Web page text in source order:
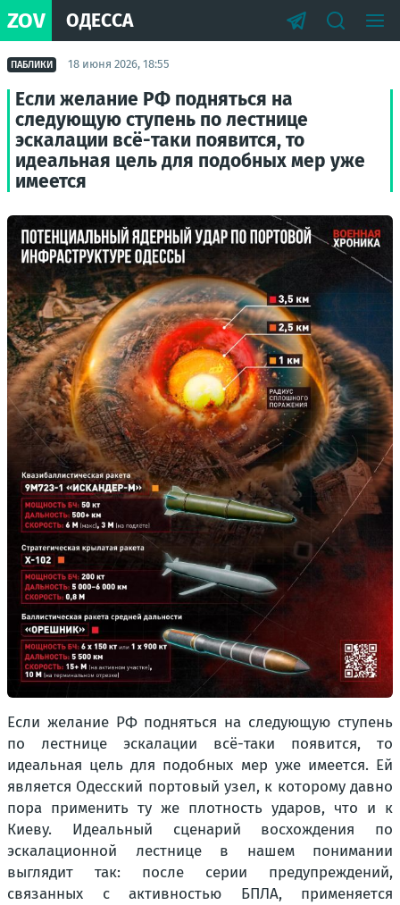
ZOV ОДЕССА
ПАБЛИКИ 18 июня 2026, 18:55
Если желание РФ подняться на
следующую ступень по лестнице
эскалации всё-таки появится, то
идеальная цель для подобных мер уже
имеется
Если желание РФ подняться на следующую ступень
по лестнице эскалации всё-таки появится, то
идеальная цель для подобных мер уже имеется. Ей
является Одесский портовый узел, к которому давно
пора применить ту же плотность ударов, что и к
Киеву. Идеальный сценарий восхождения по
эскалационной лестнице в нашем понимании
выглядит так: после серии предупреждений,
связанных с активностью БПЛА, применяется